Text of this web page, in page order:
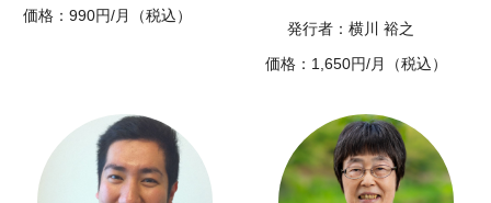
価格：990円/月（税込）
発行者：横川 裕之
価格：1,650円/月（税込）